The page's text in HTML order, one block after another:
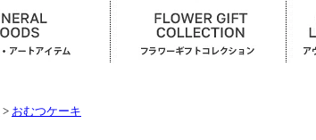
> おむつケーキ